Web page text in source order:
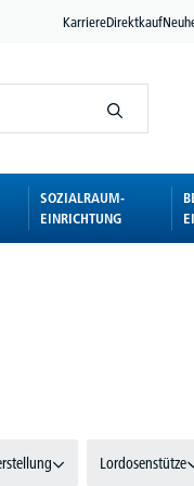
KarriereDirektkauf
SOZIALRAUM-
EINRICHTUNG
Lordosenstütze